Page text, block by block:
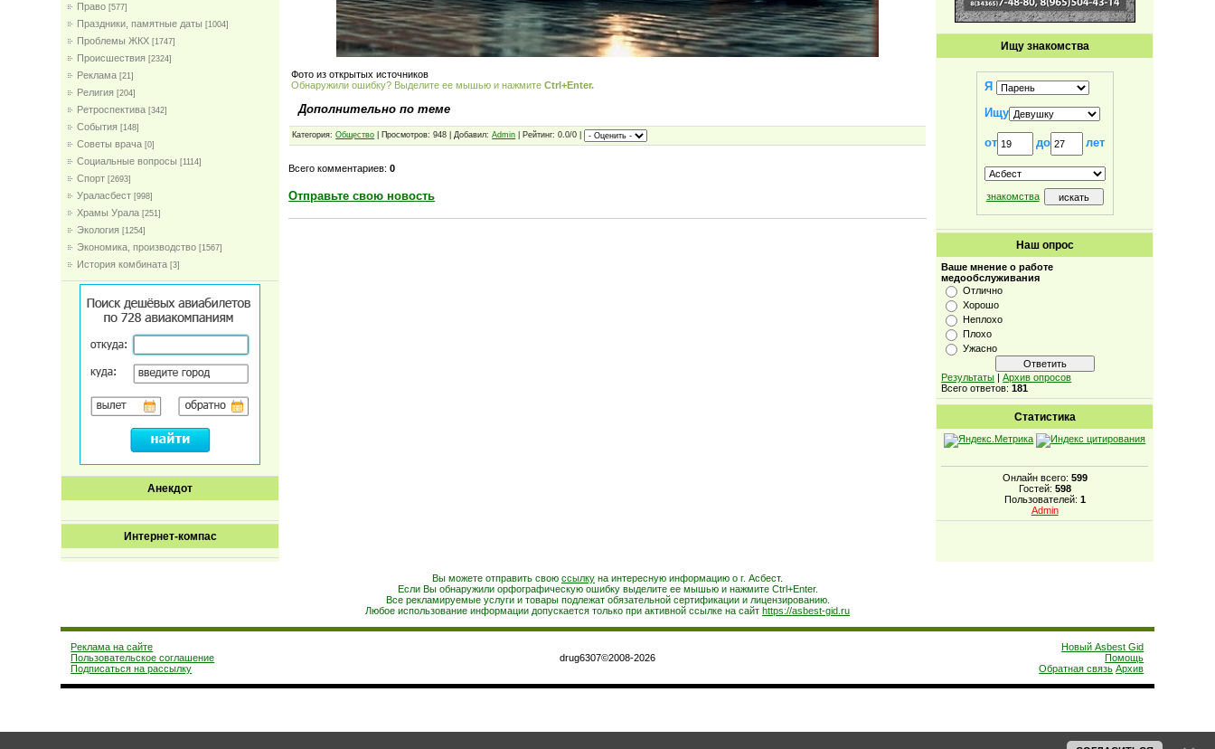
Право [577]
Праздники, памятные даты [1004]
Проблемы ЖКХ [1747]
Проиcшествия [2324]
Реклама [21]
Религия [204]
Ретроспектива [342]
События [148]
Советы врача [0]
Социальные вопросы [1114]
Спорт [2693]
Ураласбест [998]
Храмы Урала [251]
Экология [1254]
Экономика, производство [1567]
История комбината [3]
Анекдот
Интернет-компас
Фото из открытых источников
Обнаружили ошибку? Выделите ее мышью и нажмитеCtrl+Enter.
Дополнительно по теме
Категория:Общество | Просмотров: 948 | Добавил:Admin | Рейтинг: 0.0/0 |
Всего комментариев:0
Отправьте свою новость
Ищу знакомства
Я
Ищу
от до лет
знакомства
Наш опрос
Ваше мнение о работе
медообслуживания
Отлично
Хорошо
Неплохо
Плохо
Ужасно
Результаты |Архив опросов
Всего ответов:181
Статистика
Онлайн всего: 599
Гостей: 598
Пользователей: 1
Admin
Вы можете отправить свою ссылку на интересную информацию о г. Асбест.
Если Вы обнаружили орфографическую ошибку выделите ее мышью и нажмите Ctrl+Enter.
Все рекламируемые услуги и товары подлежат обязательной сертификации и лицензированию.
Любое использование информации допускается только при активной ссылке на сайт https://asbest-gid.ru
Реклама на сайте
Пользовательское соглашение
Подписаться на рассылку
drug6307©2008-2026
Новый Asbest Gid
Помощь
Обратная связь Архив